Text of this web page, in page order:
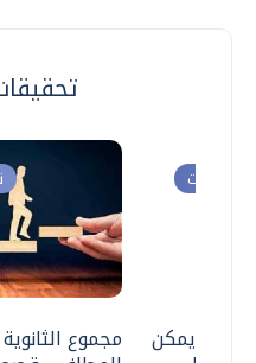
مجموع
وحوارات
.. هل يمكن